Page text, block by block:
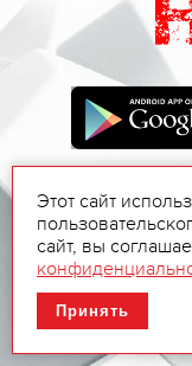
Этот сайт
сайт, вы
Принять